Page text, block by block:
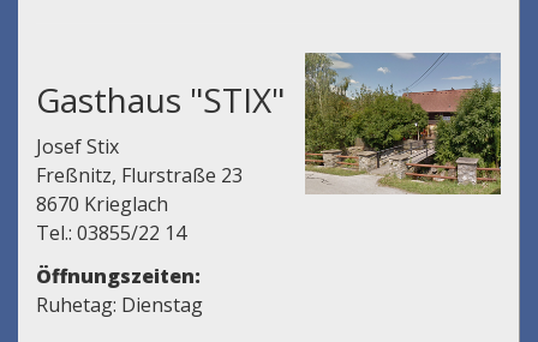
Gasthaus "STIX"
Josef Stix
Freßnitz, Flurstraße 23
8670 Krieglach
Tel.: 03855/22 14
Öffnungszeiten:
Ruhetag: Dienstag